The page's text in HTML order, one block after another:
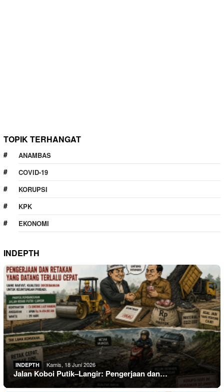
TOPIK TERHANGAT
ANAMBAS
COVID-19
KORUPSI
KPK
EKONOMI
INDEPTH
INDEPTH Kamis, 18 Juni 2026
Jalan Koboi Putik–Langir: Pengerjaan dan…